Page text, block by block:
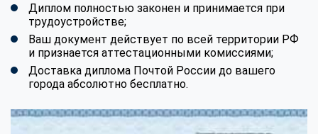
Диплом полностью законен и принимается при
трудоустройстве;
Ваш документ действует по всей территории РФ
и признается аттестационными комиссиями;
Доставка диплома Почтой России до вашего
города абсолютно бесплатно.